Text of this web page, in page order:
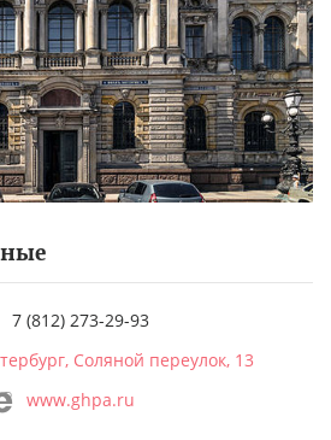
7 (812) 273-29-93
Соляной переулок, 13
www.ghpa.ru